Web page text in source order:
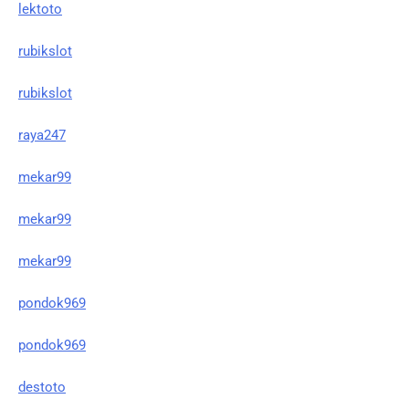
lektoto
rubikslot
rubikslot
raya247
mekar99
mekar99
mekar99
pondok969
pondok969
destoto